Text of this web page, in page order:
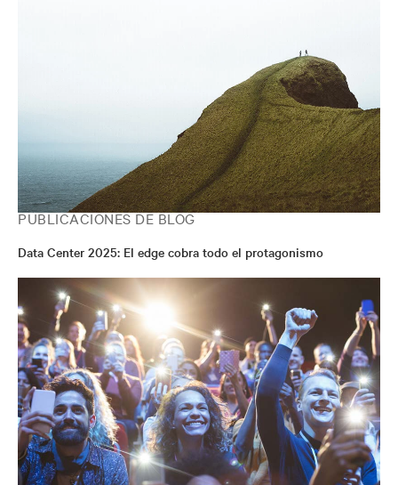
PUBLICACIONES DE BLOG
Data Center 2025: El edge cobra todo el protagonismo